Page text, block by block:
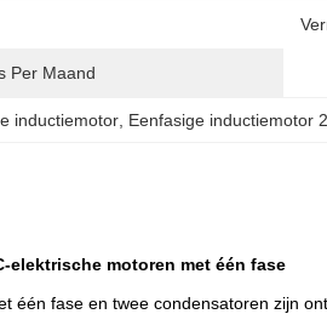
Per Maand
inductiemotor Eenfasige inductiemotor
elektrische motoren met één fase
één fase en twee condensatoren zijn